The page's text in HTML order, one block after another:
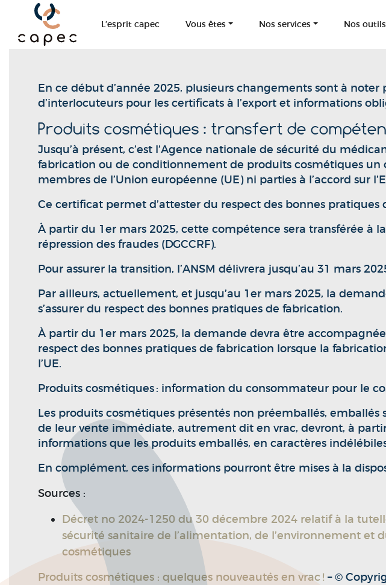
Panneau de gestion des cookies
L’esprit capec Vous êtes Nos services Nos outils
En ce début d’année 2025, plusieurs changements sont à
d’interlocuteurs pour les certificats à l’export et informations
Produits cosmétiques : transfert de
Jusqu’à présent, c’est l’Agence nationale de sécurité du
fabrication ou de conditionnement de produits cosmétiques un
membres de l’Union européenne (UE) ni parties à l’accord sur
Ce certificat permet d’attester du respect des bonnes pratiques
À partir du 1er mars 2025, cette compétence sera transférée à
répression des fraudes (DGCCRF).
Pour assurer la transition, l’ANSM délivrera jusqu’au 31 mars
Par ailleurs, actuellement, et jusqu’au 1er mars 2025, la
s’assurer du respect des bonnes pratiques de fabrication.
À partir du 1er mars 2025, la demande devra être
respect des bonnes pratiques de fabrication lorsque la
l’UE.
Produits cosmétiques : information du consommateur pour le
Les produits cosmétiques présentés non préemballés,
de leur vente immédiate, autrement dit en vrac, devront, à
informations que les produits emballés, en caractères
En complément, ces informations pourront être mises à la
Sources :
Décret no 2024-1250 du 30 décembre 2024 relatif à la
sécurité sanitaire de l’alimentation, de l’environnement et
cosmétiques
Produits cosmétiques : quelques nouveautés en vrac ! – ©